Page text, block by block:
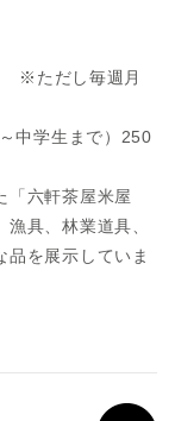
※ただし毎週月
中学生まで）250
「六軒茶屋米屋
具、林業道具、
品を展示していま